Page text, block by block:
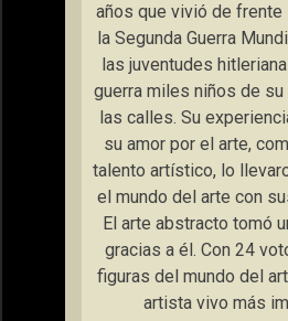
años que vivió de
la Segunda Guerra
las juventudes
guerra miles niños de su
las calles. Su
su amor por el arte,
talento artístico, lo
el mundo del arte con
El arte abstracto tomó
gracias a él. Con 24
figuras del mundo del
artista vivo más